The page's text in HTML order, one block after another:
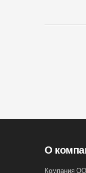
О
Компания